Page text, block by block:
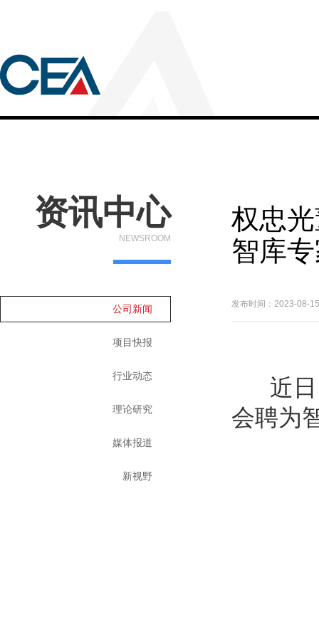
资讯中心
NEWSROOM
公司新闻
项目快报
行业动态
理论研究
媒体报道
新视野
权忠
智库
发布时间：2023-08-15
近日
会聘为